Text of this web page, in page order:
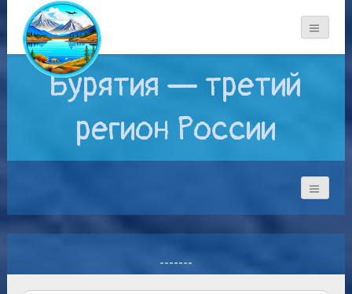
Бурятия — третий
регион России
-------